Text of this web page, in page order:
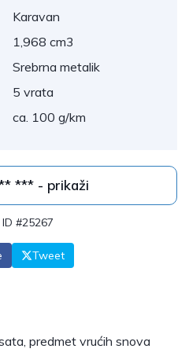
Karavan
1,968 cm3
Srebrna metalik
5 vrata
ca. 100 g/km
385 *** *** - prikaži
#25267
Tweet
predmet vrućih snova